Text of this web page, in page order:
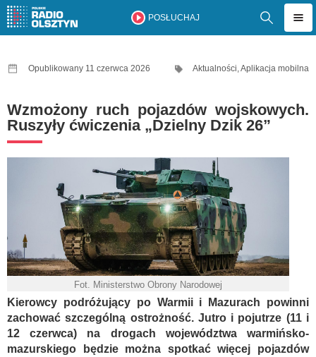
POSŁUCHAJ
Opublikowany 11 czerwca 2026 Aktualności,Aplikacja mobilna
Wzmożony ruch pojazdów wojskowych.
Ruszyły ćwiczenia „Dzielny Dzik 26”
Fot. Ministerstwo Obrony Narodowej
Kierowcy podróżujący po Warmii i Mazurach powinni
zachować szczególną ostrożność. Jutro i pojutrze (11 i
12 czerwca) na drogach województwa warmińsko-
mazurskiego będzie można spotkać więcej pojazdów